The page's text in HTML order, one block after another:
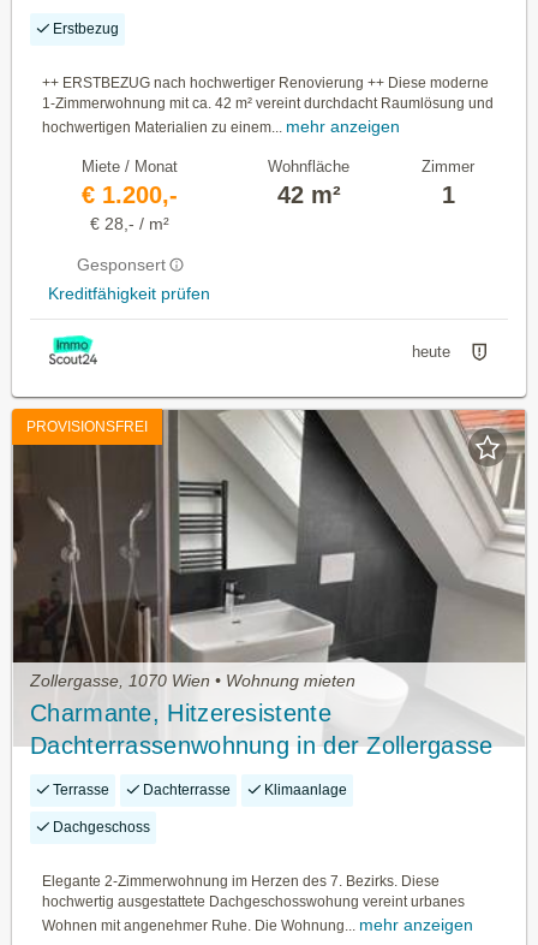
Citywohnung mit Lift
Erstbezug
++ ERSTBEZUG nach hochwertiger Renovierung ++ Diese moderne
1-Zimmerwohnung mit ca. 42 m² vereint durchdacht Raumlösung und
hochwertigen Materialien zu einem... mehr anzeigen
Miete / Monat
€ 1.200,-
€ 28,- / m²
Gesponsert
Kreditfähigkeit prüfen
Wohnfläche
42 m²
Zimmer
1
heute
PROVISIONSFREI
Zollergasse, 1070 Wien • Wohnung mieten
Charmante, Hitzeresistente
Dachterrassenwohnung in der Zollergasse
Terrasse Dachterrasse Klimaanlage
Dachgeschoss
Elegante 2-Zimmerwohnung im Herzen des 7. Bezirks. Diese
hochwertig ausgestattete Dachgeschosswohung vereint urbanes
Wohnen mit angenehmer Ruhe. Die Wohnung...
mehr anzeigen